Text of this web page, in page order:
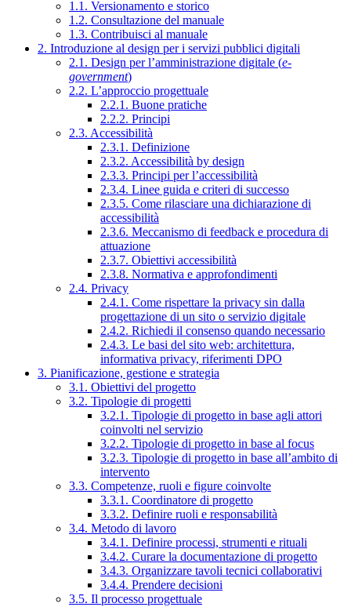
1.1. Versionamento e storico
1.2. Consultazione del manuale
1.3. Contribuisci al manuale
2. Introduzione al design per i servizi pubblici digitali
2.1. Design per l’amministrazione digitale (e-
government)
2.2. L’approccio progettuale
2.2.1. Buone pratiche
2.2.2. Principi
2.3. Accessibilità
2.3.1. Definizione
2.3.2. Accessibilità by design
2.3.3. Principi per l’accessibilità
2.3.4. Linee guida e criteri di successo
2.3.5. Come rilasciare una dichiarazione di
accessibilità
2.3.6. Meccanismo di feedback e procedura di
attuazione
2.3.7. Obiettivi accessibilità
2.3.8. Normativa e approfondimenti
2.4. Privacy
2.4.1. Come rispettare la privacy sin dalla
progettazione di un sito o servizio digitale
2.4.2. Richiedi il consenso quando necessario
2.4.3. Le basi del sito web: architettura,
informativa privacy, riferimenti DPO
3. Pianificazione, gestione e strategia
3.1. Obiettivi del progetto
3.2. Tipologie di progetti
3.2.1. Tipologie di progetto in base agli attori
coinvolti nel servizio
3.2.2. Tipologie di progetto in base al focus
3.2.3. Tipologie di progetto in base all’ambito di
intervento
3.3. Competenze, ruoli e figure coinvolte
3.3.1. Coordinatore di progetto
3.3.2. Definire ruoli e responsabilità
3.4. Metodo di lavoro
3.4.1. Definire processi, strumenti e rituali
3.4.2. Curare la documentazione di progetto
3.4.3. Organizzare tavoli tecnici collaborativi
3.4.4. Prendere decisioni
3.5. Il processo progettuale